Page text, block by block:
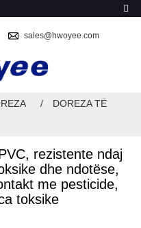
sales@hwoyee.com
DOREZA TË
rezistente ndaj
dhe ndotëse,
me pesticide,
toksike